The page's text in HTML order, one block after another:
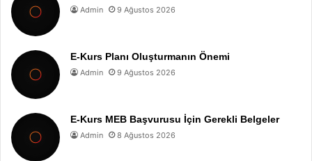
Admin 9 Ağustos 2026
E-Kurs Planı Oluşturmanın Önemi
Admin 9 Ağustos 2026
E-Kurs MEB Başvurusu İçin Gerekli Belgeler
Admin 8 Ağustos 2026